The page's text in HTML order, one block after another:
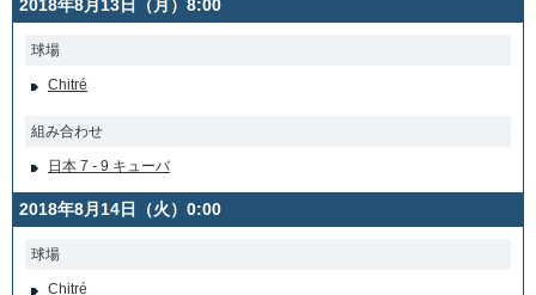
2018年8月13日（月）8:00
球場
Chitré
組み合わせ
日本 7 - 9 キューバ
2018年8月14日（火）0:00
球場
Chitré